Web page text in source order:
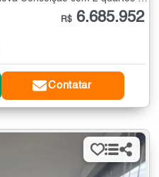
R$ 6.685.952
Contatar